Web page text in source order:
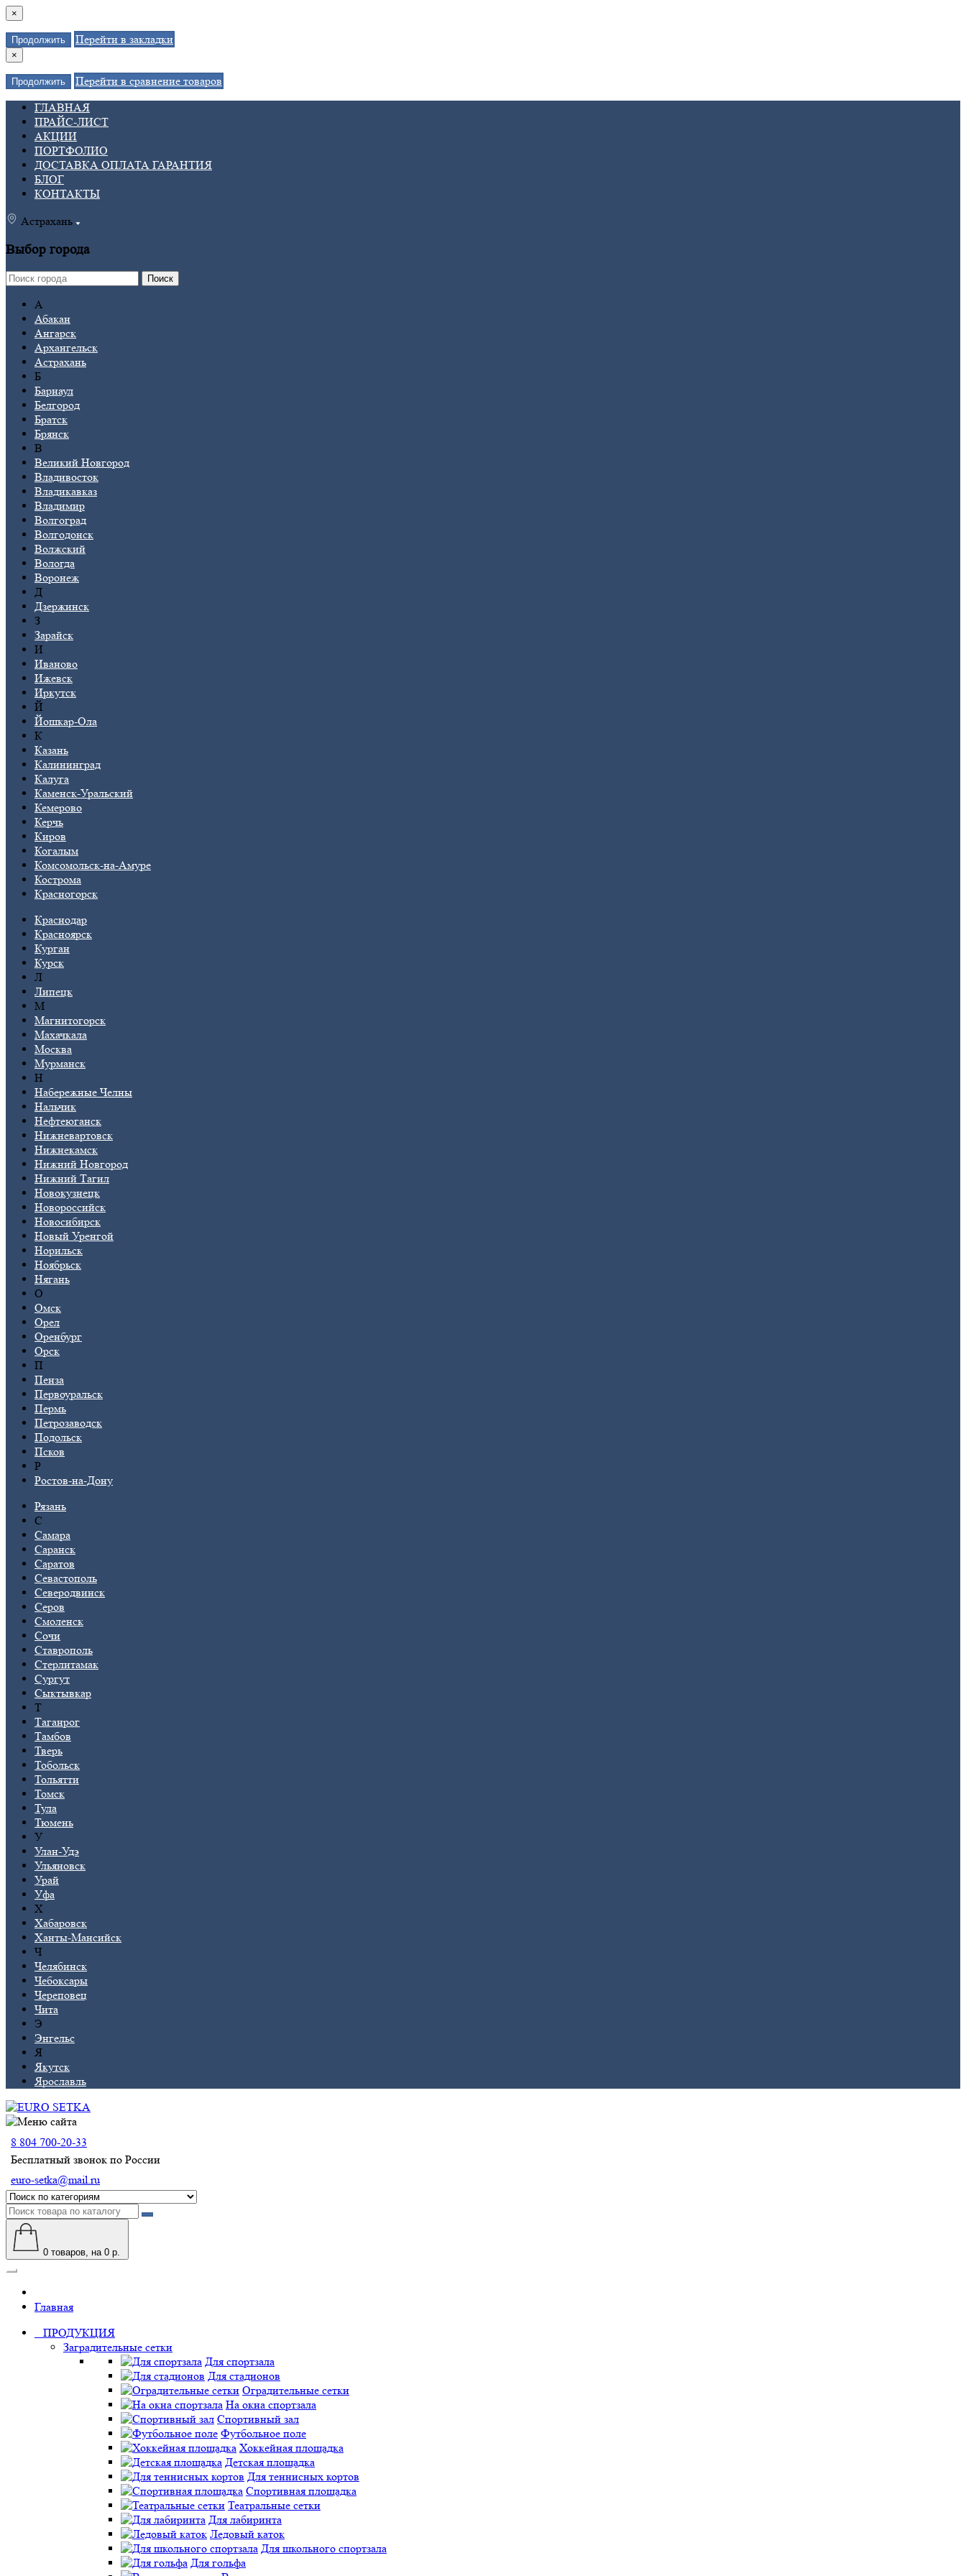
×
Продолжить Перейти в закладки
×
Продолжить
Перейти в сравнение товаров
ГЛАВНАЯ
ПРАЙС-ЛИСТ
АКЦИИ
ПОРТФОЛИО
ДОСТАВКА ОПЛАТА ГАРАНТИЯ
БЛОГ
КОНТАКТЫ
Астрахань
Выбор города
Поиск
А
Абакан
Ангарск
Архангельск
Астрахань
Б
Барнаул
Белгород
Братск
Брянск
В
Великий Новгород
Владивосток
Владикавказ
Владимир
Волгоград
Волгодонск
Волжский
Вологда
Воронеж
Д
Дзержинск
З
Зарайск
И
Иваново
Ижевск
Иркутск
Й
Йошкар-Ола
К
Казань
Калининград
Калуга
Каменск-Уральский
Кемерово
Керчь
Киров
Когалым
Комсомольск-на-Амуре
Кострома
Красногорск
Краснодар
Красноярск
Курган
Курск
Л
Липецк
М
Магнитогорск
Махачкала
Москва
Мурманск
Н
Набережные Челны
Нальчик
Нефтеюганск
Нижневартовск
Нижнекамск
Нижний Новгород
Нижний Тагил
Новокузнецк
Новороссийск
Новосибирск
Новый Уренгой
Норильск
Ноябрьск
Нягань
О
Омск
Орел
Оренбург
Орск
П
Пенза
Первоуральск
Пермь
Петрозаводск
Подольск
Псков
Р
Ростов-на-Дону
Рязань
С
Самара
Саранск
Саратов
Севастополь
Северодвинск
Серов
Смоленск
Сочи
Ставрополь
Стерлитамак
Сургут
Сыктывкар
Т
Таганрог
Тамбов
Тверь
Тобольск
Тольятти
Томск
Тула
Тюмень
У
Улан-Удэ
Ульяновск
Урай
Уфа
Х
Хабаровск
Ханты-Мансийск
Ч
Челябинск
Чебоксары
Череповец
Чита
Э
Энгельс
Я
Якутск
Ярославль
8 804 700-20-33
Бесплатный звонок по России
euro-setka@mail.ru
0 товаров, на 0 р.
Главная
ПРОДУКЦИЯ
Заградительные сетки
Для спортзала
Для стадионов
Оградительные сетки
На окна спортзала
Спортивный зал
Футбольное поле
Хоккейная площадка
Детская площадка
Для теннисных кортов
Спортивная площадка
Театральные сетки
Для лабиринта
Ледовый каток
Для школьного спортзала
Для гольфа